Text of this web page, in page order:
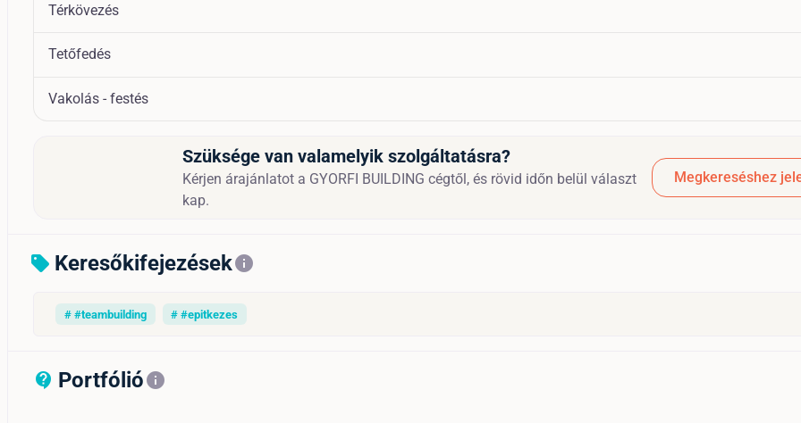
Térkövezés
Tetőfedés
Vakolás - festés
Szüksége van valamelyik szolgáltatásra?
Kérjen árajánlatot a GYORFI BUILDING cégtől, és rövid időn belül választ
kap.
Megkereséshez
sell Keresőkifejezésekinfo
# #teambuilding # #epitkezes
contact_support_outline
Portfólióinfo